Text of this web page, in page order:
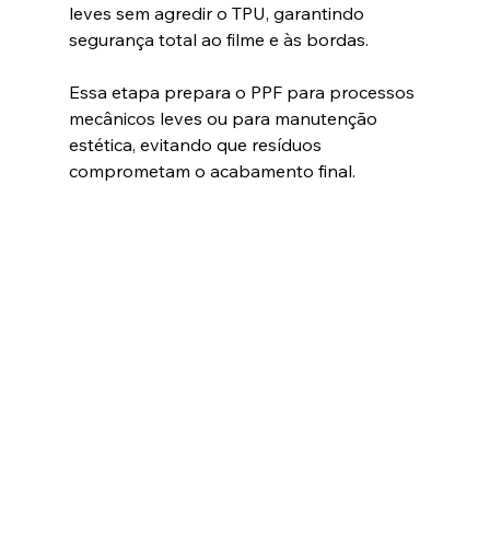
leves sem agredir o TPU, garantindo
segurança total ao filme e às bordas.
Essa etapa prepara o PPF para processos
mecânicos leves ou para manutenção
estética, evitando que resíduos
comprometam o acabamento final.